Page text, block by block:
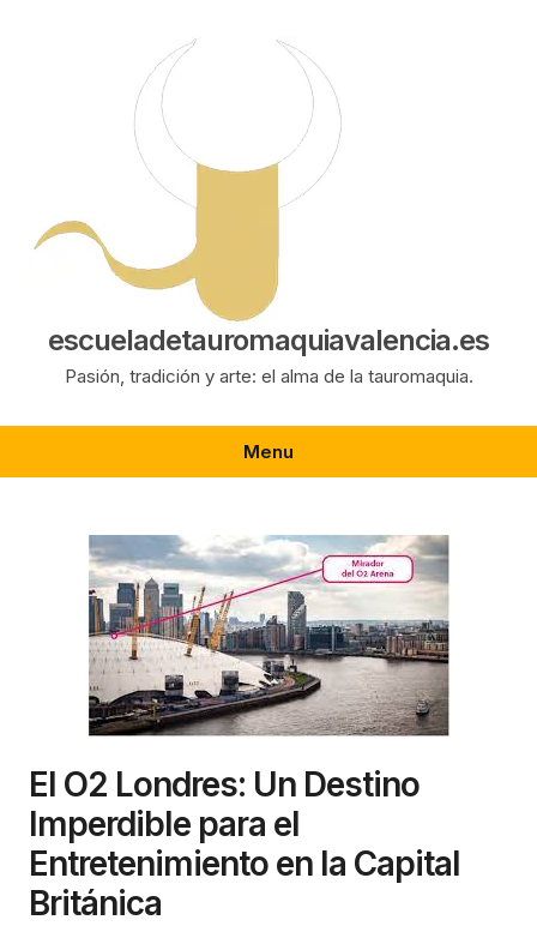
escueladetauromaquiavalencia.es
Pasión, tradición y arte: el alma de la tauromaquia.
Menu
El O2 Londres: Un Destino
Imperdible para el
Entretenimiento en la Capital
Británica